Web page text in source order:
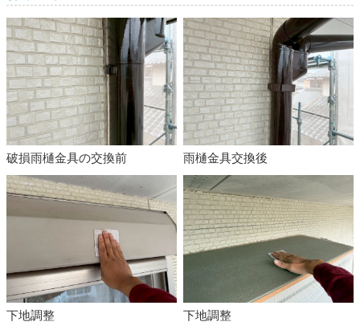
破損雨樋金具の交換前 雨樋金具交換後
下地調整 下地調整